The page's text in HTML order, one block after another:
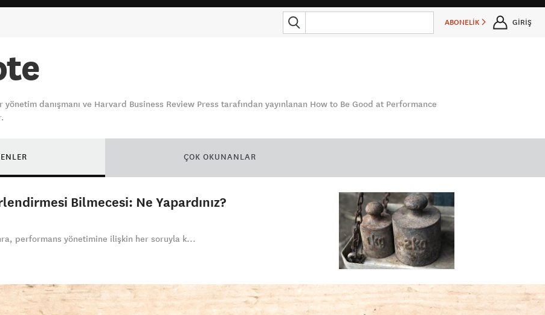
ABONELİK GİRİŞ
yönetim danışmanı ve Harvard Business Review Press tarafından yayınlanan How to Be Good at Performance
ÇOK OKUNANLAR
Bilmecesi: Ne Yapardınız?
performans yönetimine ilişkin her soruyla k...